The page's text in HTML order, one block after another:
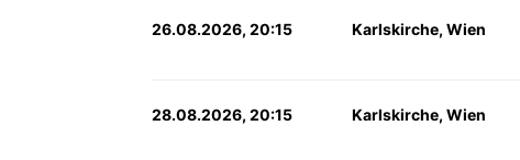
26.08.2026, 20:15 Karlskirche, Wien
28.08.2026, 20:15 Karlskirche, Wien